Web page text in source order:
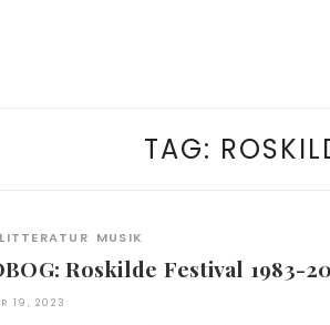
TAG:
LITTERATUR MUSIK
Roskilde Festival 1983-
19, 2023